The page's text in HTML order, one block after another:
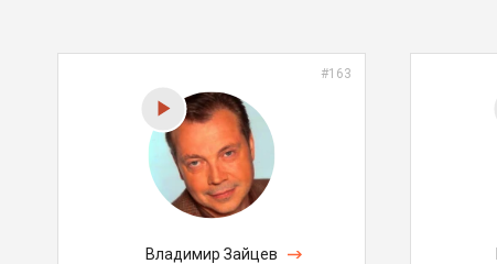
#163
Владимир Зайцев